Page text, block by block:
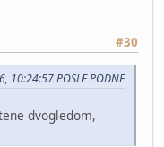
#30
POSLE PODNE
dvogledom,